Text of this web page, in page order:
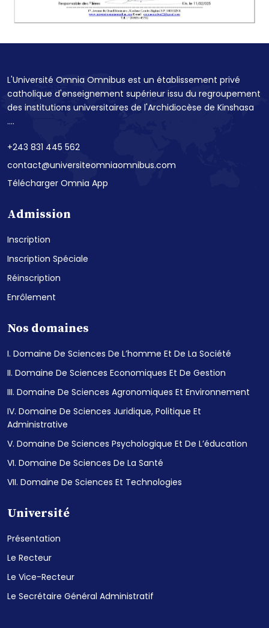
L'Université Omnia Omnibus est un établissement privé
catholique d'enseignement supérieur issu du regroupement
des institutions universitaires de l'Archidiocèse de Kinshasa
....
+243 831 445 562
contact@universiteomniaomnibus.com
Télécharger Omnia App
Admission
Inscription
Inscription Spéciale
Réinscription
Enrôlement
Nos domaines
I. Domaine De Sciences De L’homme Et De La Société
II. Domaine De Sciences Economiques Et De Gestion
III. Domaine De Sciences Agronomiques Et Environnement
IV. Domaine De Sciences Juridique, Politique Et
Administrative
V. Domaine De Sciences Psychologique Et De L’éducation
VI. Domaine De Sciences De La Santé
VII. Domaine De Sciences Et Technologies
Université
Présentation
Le Recteur
Le Vice-Recteur
Le Secrétaire Général Administratif